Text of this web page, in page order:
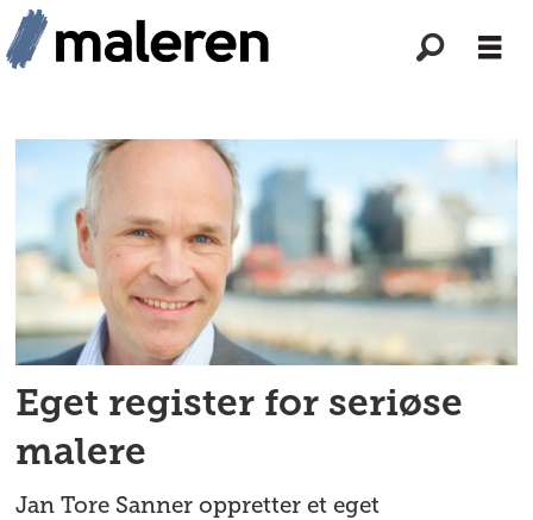
enkelt
være
seriøs
Eget register for seriøse
malere
Jan Tore Sanner oppretter et eget